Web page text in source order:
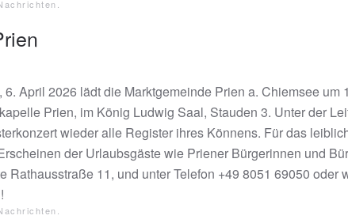
6. April 2026 lädt die Marktgemeinde Prien a. Chiemsee
Prien, im König Ludwig Saal, Stauden 3. Unter der
wieder alle Register ihres Könnens. Für das
der Urlaubsgäste wie Priener Bürgerinnen und
Rathausstraße 11, und unter Telefon +49 8051 69050